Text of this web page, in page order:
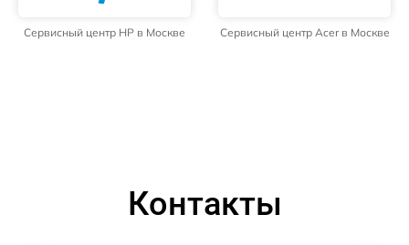
Сервисный центр HP в Москве Сервисный центр Acer в Москве
Контакты